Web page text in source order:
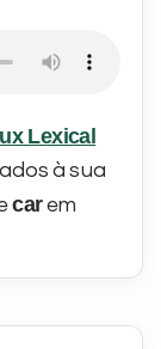
Lexical
à sua
carem